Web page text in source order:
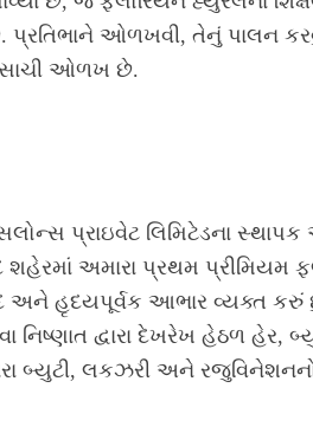
ઓળખવી, તેનું પાલન
સાચી ઓળખ છે.
પ્રાઇવેટ લિમિટેડના
અમારા પ્રથમ પ્રીમિયમ
હૃદયપૂર્વક આભાર વ્યક્ત કરું
નિષ્ણાત દ્વારા દેખરેખ હેઠળ હેર,
બ્યુટી, લકઝરી અને